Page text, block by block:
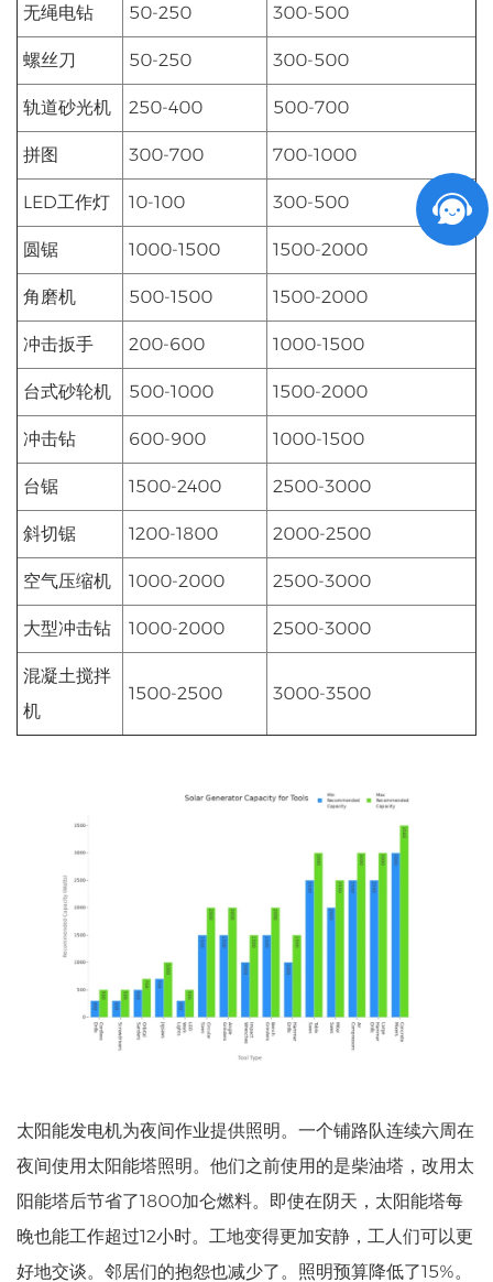
无绳电钻
50-250 300-500
螺丝刀 50-250 300-500
轨道砂光机 250-400 500-700
拼图 300-700 700-1000
LED工作灯 10-100 300-500
圆锯 1000-1500 1500-2000
角磨机 500-1500 1500-2000
冲击扳手 200-600 1000-1500
台式砂轮机 500-1000 1500-2000
冲击钻 600-900 1000-1500
台锯 1500-2400 2500-3000
斜切锯 1200-1800 2000-2500
空气压缩机 1000-2000 2500-3000
大型冲击钻 1000-2000 2500-3000
混凝土搅拌
机
1500-2500 3000-3500
太阳能发电机为夜间作业提供照明。一个铺路队连续六周在
夜间使用太阳能塔照明。他们之前使用的是柴油塔，改用太
阳能塔后节省了1800加仑燃料。即使在阴天，太阳能塔每
晚也能工作超过12小时。工地变得更加安静，工人们可以更
好地交谈。邻居们的抱怨也减少了。照明预算降低了15%。